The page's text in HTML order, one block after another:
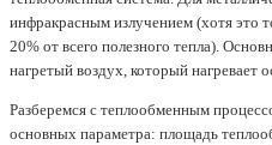
инфракрасным излучением (хотя это
20% от всего полезного тепла).
нагретый воздух, который
Разберемся с теплообменным
основных параметра: площадь